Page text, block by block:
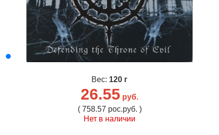
Вес: 120 г
26.55 руб.
( 758.57 рос.руб. )
Нет в наличии